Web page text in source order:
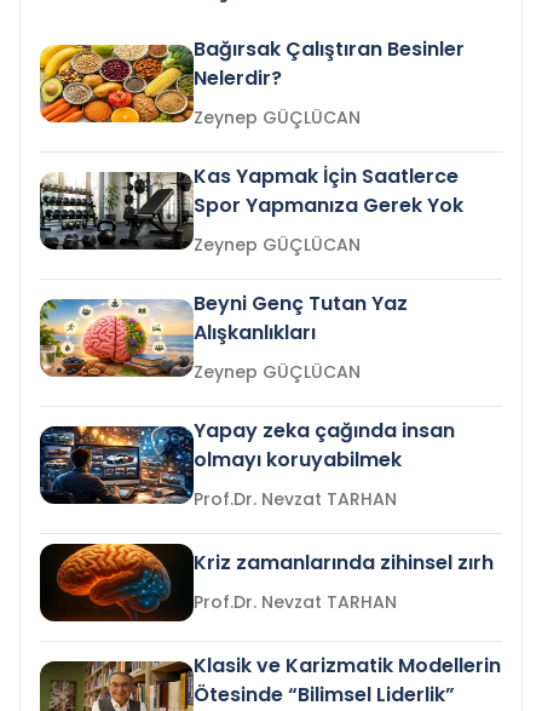
Bağırsak Çalıştıran Besinler
Nelerdir?
Zeynep GÜÇLÜCAN
Kas Yapmak İçin Saatlerce
Spor Yapmanıza Gerek Yok
Zeynep GÜÇLÜCAN
Beyni Genç Tutan Yaz
Alışkanlıkları
Zeynep GÜÇLÜCAN
Yapay zeka çağında insan
olmayı koruyabilmek
Prof.Dr. Nevzat TARHAN
Kriz zamanlarında zihinsel zırh
Prof.Dr. Nevzat TARHAN
Klasik ve Karizmatik Modellerin
Ötesinde “Bilimsel Liderlik”